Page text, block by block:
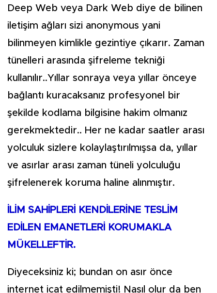
Deep Web veya Dark Web diye de bilinen
iletişim ağları sizi anonymous yani
bilinmeyen kimlikle gezintiye çıkarır. Zaman
tünelleri arasında şifreleme tekniği
kullanılır..Yıllar sonraya veya yıllar önceye
bağlantı kuracaksanız profesyonel bir
şekilde kodlama bilgisine hakim olmanız
gerekmektedir.. Her ne kadar saatler arası
yolculuk sizlere kolaylaştırılmışsa da, yıllar
ve asırlar arası zaman tüneli yolculuğu
şifrelenerek koruma haline alınmıştır.
İLİM SAHİPLERİ KENDİLERİNE TESLİM
EDİLEN EMANETLERİ KORUMAKLA
MÜKELLEFTİR.
Diyeceksiniz ki; bundan on asır önce
internet icat edilmemişti! Nasıl olur da ben